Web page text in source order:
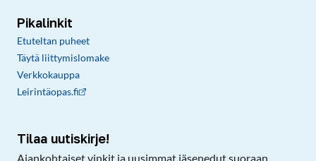
Pikalinkit
Etuteltan puheet
Täytä liittymislomake
Verkkokauppa
Leirintäopas.fi
Tilaa uutiskirje!
Ajankohtaiset vinkit ja uusimmat jäsenedut suoraan